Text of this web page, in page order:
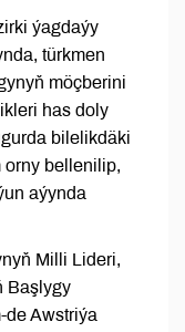
ýagdaýy
türkmen
möçberini
has doly
bilelikdäki
orny bellenilip,
aýynda
Milli Lideri,
Başlygy
de Awstriýa